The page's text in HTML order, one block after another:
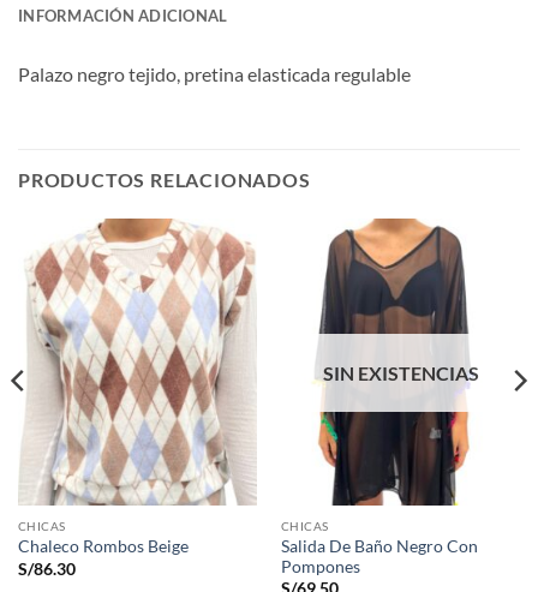
INFORMACIÓN ADICIONAL
Palazo negro tejido, pretina elasticada regulable
PRODUCTOS RELACIONADOS
CHICAS
Chaleco Rombos Beige
S/86.30
SIN EXISTENCIAS
CHICAS
Salida De Baño Negro Con
Pompones